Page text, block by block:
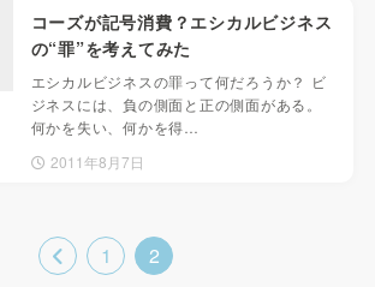
コーズが記号消費？エシカルビジネス
の“罪”を考えてみた
エシカルビジネスの罪って何だろうか？ ビ
ジネスには、負の側面と正の側面がある。
何かを失い、何かを得…
2011年8月7日
1 2